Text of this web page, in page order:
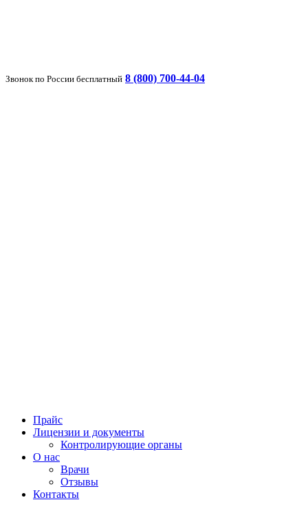
Звонок по России бесплатный 8 (800) 700-44-04
Прайс
Лицензии и документы
Контролирующие органы
О нас
Врачи
Отзывы
Контакты